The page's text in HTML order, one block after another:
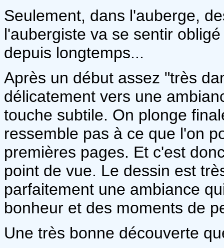
Seulement, dans l'auberge,
l'aubergiste va se sentir
depuis longtemps...
Après un début assez "très
délicatement vers une
touche subtile. On plonge
ressemble pas à ce que l'on
premières pages. Et c'est
point de vue. Le dessin est
parfaitement une ambiance
bonheur et des moments de
Une très bonne découverte